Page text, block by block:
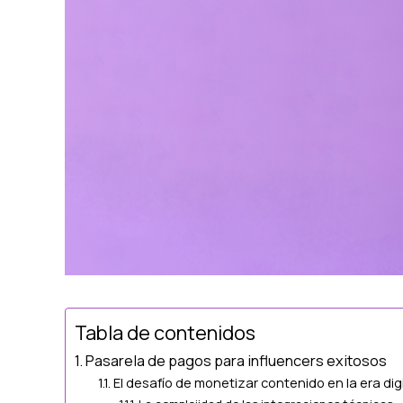
Tabla de contenidos
Pasarela de pagos para influencers exitosos
El desafío de monetizar contenido en la era